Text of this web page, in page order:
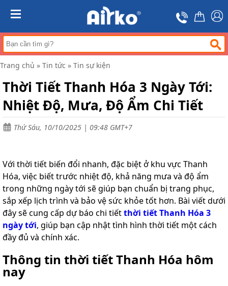
Trang
chủ
Máy
hút
ẩm
Máy
không
hòa
di
Tin
tức
Liên
hệ
Trang chủ » Tin tức » Tin sự kiện
Thời Tiết Thanh Hóa 3 Ngày Tới:
Nhiệt Độ, Mưa, Độ Ẩm Chi Tiết
Thứ Sáu, 10/10/2025 | 09:48 GMT+7
Với thời tiết biến đổi nhanh, đặc biệt ở khu vực Thanh
Hóa, việc biết trước nhiệt độ, khả năng mưa và độ ẩm
trong những ngày tới sẽ giúp bạn chuẩn bị trang phục,
sắp xếp lịch trình và bảo vệ sức khỏe tốt hơn. Bài viết dưới
đây sẽ cung cấp dự báo chi tiếtthời tiết Thanh Hóa 3
ngày tới, giúp bạn cập nhật tình hình thời tiết một cách
đầy đủ và chính xác.
Thông tin thời tiết Thanh Hóa hôm
nay